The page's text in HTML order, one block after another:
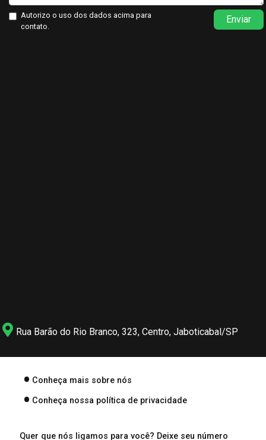
Autorizo o uso dos dados acima para
contato.
Enviar
Rua Barão do Rio Branco, 323, Centro, Jaboticabal/SP
Conheça mais sobre nós
Conheça nossa política de privacidade
Quer que nós ligamos para você? Deixe seu número